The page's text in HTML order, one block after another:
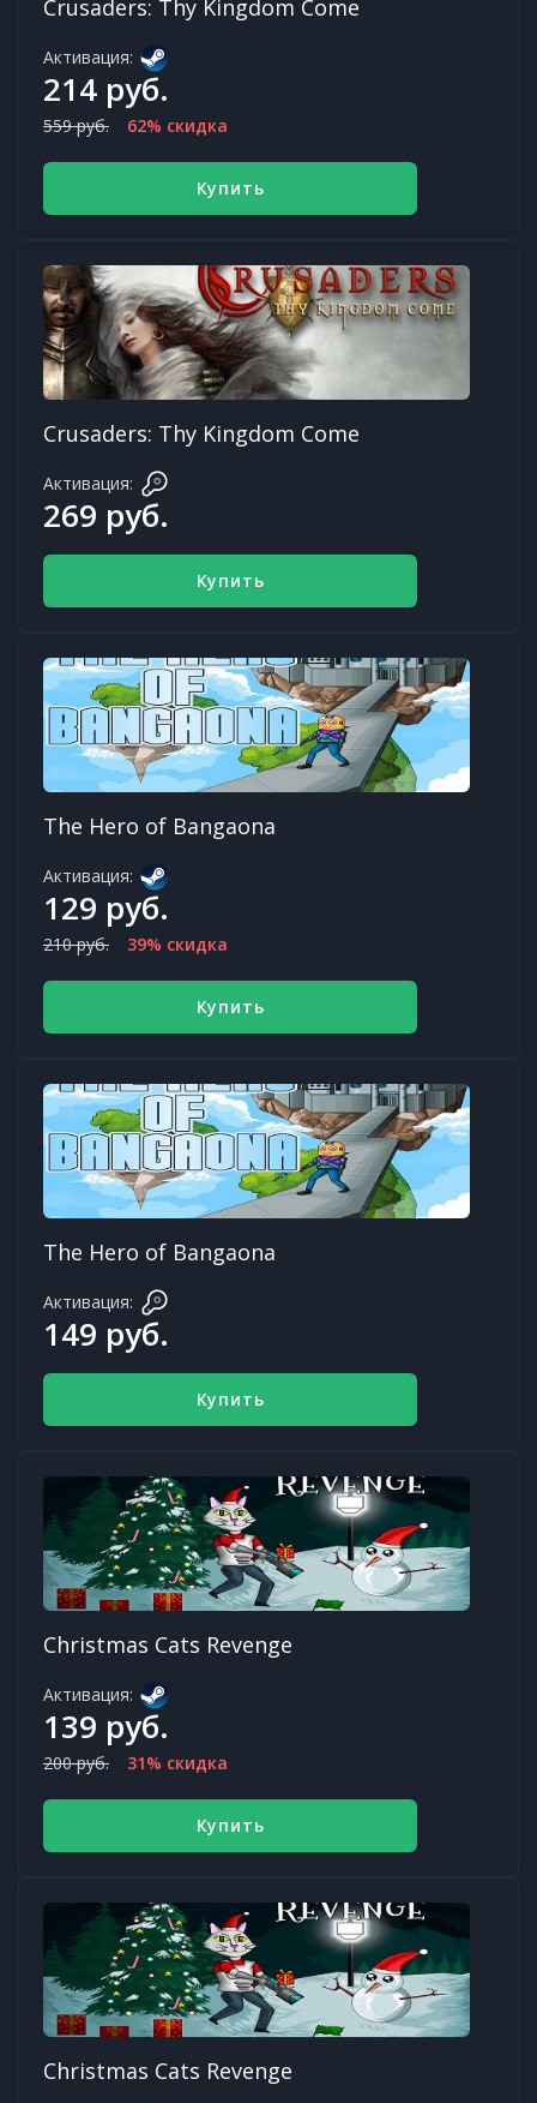
Crusaders: Thy Kingdom Come
Активация:
214 руб.
559 руб. 62% скидка
Купить
Crusaders: Thy Kingdom Come
Активация:
269 руб.
Купить
The Hero of Bangaona
Активация:
129 руб.
210 руб. 39% скидка
Купить
The Hero of Bangaona
Активация:
149 руб.
Купить
Christmas Cats Revenge
Активация:
139 руб.
200 руб. 31% скидка
Купить
Christmas Cats Revenge